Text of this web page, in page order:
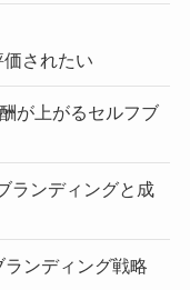
価されたい
が上がるセルフブ
ランディングと成
ンディング戦略